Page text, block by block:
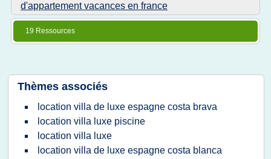
d'appartement vacances en france
19 Ressources
Thèmes associés
location villa de luxe espagne costa brava
location villa luxe piscine
location villa luxe
location villa de luxe espagne costa blanca